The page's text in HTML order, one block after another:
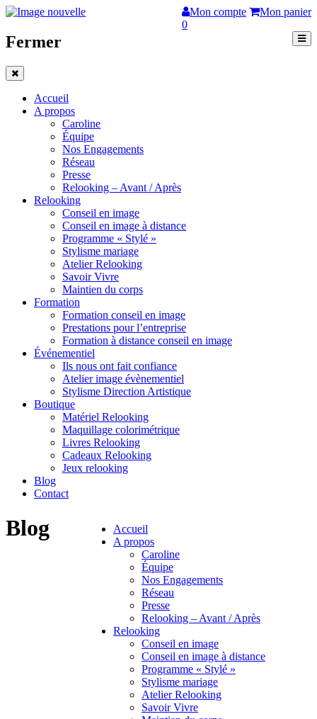
Mon compte
Mon panier
0
Fermer
Accueil
A propos
Caroline
Équipe
Nos Engagements
Réseau
Presse
Relooking – Avant / Après
Relooking
Conseil en image
Conseil en image à distance
Programme « Stylé »
Stylisme mariage
Atelier Relooking
Savoir Vivre
Maintien du corps
Formation
Formation conseil en image
Prestations pour l’entreprise
Formation à distance conseil en image
Événementiel
Ils nous ont fait confiance
Atelier image évènementiel
Stylisme Direction Artistique
Boutique
Matériel Relooking
Maquillage colorimétrique
Livres Relooking
Cadeaux Relooking
Jeux relooking
Blog
Contact
Accueil
A propos
Caroline
Équipe
Nos Engagements
Réseau
Presse
Relooking – Avant / Après
Relooking
Conseil en image
Conseil en image à distance
Programme « Stylé »
Stylisme mariage
Atelier Relooking
Savoir Vivre
Blog